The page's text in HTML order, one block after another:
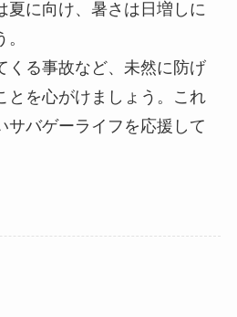
夏に向け、暑さは日増しに
くる事故など、未然に防げ
とを心がけましょう。これ
サバゲーライフを応援して